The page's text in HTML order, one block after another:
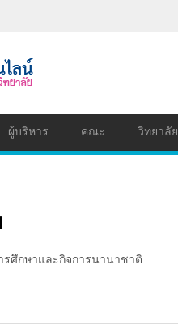
ผู้บริหาร คณะ วิทยาลัย
รศึกษาและกิจการนานาชาติ